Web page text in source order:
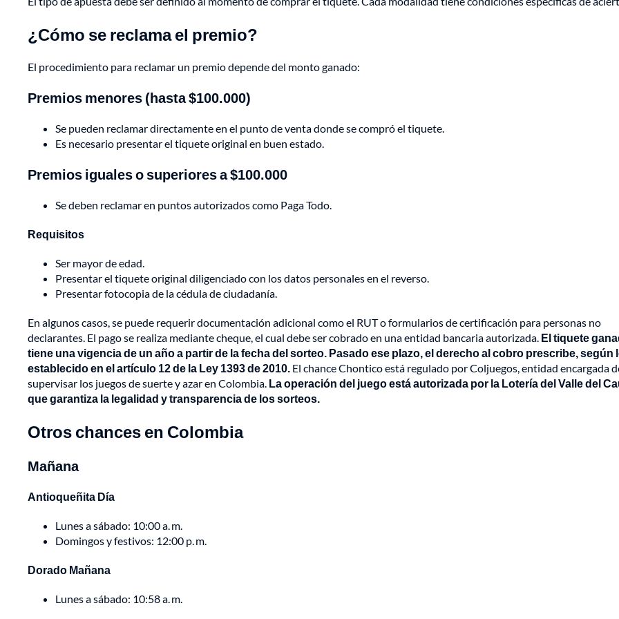
¿Cómo se reclama el premio?
El procedimiento para reclamar un premio depende del monto ganado:
Premios menores (hasta $100.000)
Se pueden reclamar directamente en el punto de venta donde se compró el tiquete.
Es necesario presentar el tiquete original en buen estado.
Premios iguales o superiores a $100.000
Se deben reclamar en puntos autorizados como Paga Todo.
Requisitos
Ser mayor de edad.
Presentar el tiquete original diligenciado con los datos personales en el reverso.
Presentar fotocopia de la cédula de ciudadanía.
En algunos casos, se puede requerir documentación adicional como el RUT o formularios de certificación para personas no
declarantes. El pago se realiza mediante cheque, el cual debe ser cobrado en una entidad bancaria autorizada. El tiquete
tiene una vigencia de un año a partir de la fecha del sorteo. Pasado ese plazo, el derecho al cobro prescribe, según
establecido en el artículo 12 de la Ley 1393 de 2010. El chance Chontico está regulado por Coljuegos, entidad encargada
supervisar los juegos de suerte y azar en Colombia. La operación del juego está autorizada por la Lotería del Valle del
que garantiza la legalidad y transparencia de los sorteos.
Otros chances en Colombia
Mañana
Antioqueñita Día
Lunes a sábado: 10:00 a. m.
Domingos y festivos: 12:00 p. m.
Dorado Mañana
Lunes a sábado: 10:58 a. m.